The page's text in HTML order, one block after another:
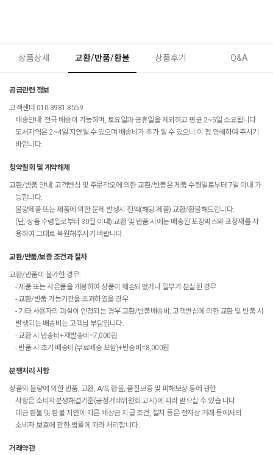
상품상세 교환/반품/환불 상품후기 Q&A
공급관련 정보
고객센터 010-3981-8559
배송안내: 전국 배송이 가능하며, 토요일과 공휴일을 제외하고 평균 2~5일 소요됩니다.
도서지역은 2~4일 지연될 수 있으며 배송비가 추가 될 수 있으니 이 점 양해하여 주시기
바랍니다.
청약철회 및 계약해제
교환/반품 안내: 고객변심 및 주문착오에 의한 교환/반품은 제품 수령일로부터 7일 이내 가
능합니다.
불량제품 또는 제품에 의한 문제 발생시 전액(해당 제품) 교환/환불해드립니다.
(단, 상품 수령일로부터 30일 이내) 교환 및 반품 시에는 배송된 포장박스와 포장재를 사
용하여 그대로 복원해주시기 바랍니다.
교환/반품/보증 조건과 절차
교환/반품이 불가한 경우:
- 제품 또는 사은품을 개봉하여 상품이 훼손되었거나 일부가 분실된 경우
- 교환/반품 가능기간을 초과하였을 경우
- 기타 사용자의 과실이 인정되는 경우 교환/반품배송비: 고객변심에 의한 교환 및 반품 시
발생되는 배송비는 고객님 부담입니다.
- 교환 시:반송비+재발송비=7,000원
- 반품 시:초기 배송비(무료배송 포함)+반송비=8,000원
분쟁처리 사항
상품의 불량에 의한 반품, 교환, A/S, 환불, 품질보증 및 피해보상 등에 관한
사항은 소비자분쟁해결기준(공정거래위원회 고시)에 따라 받으실 수 있습 니다.
대금 환불 및 환불 지연에 따른 배상금 지급 조건, 절차 등은 전자상 거래 등에서의
소비자 보호에 관한 법률에 따라 처리합니다.
거래약관